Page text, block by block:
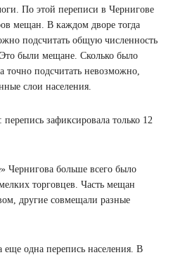
По этой переписи в Чернигове
мещан. В каждом дворе тогда
подсчитать общую численность
были мещане. Сколько было
точно подсчитать невозможно,
слои населения.
зафиксировала только 12
Чернигова больше всего было
торговцев. Часть мещан
другие совмещали разные
еще одна перепись населения. В